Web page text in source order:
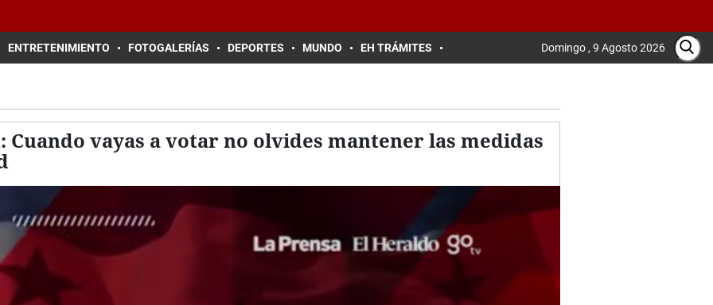
ENTRETENIMIENTO FOTOGALERÍAS DEPORTES MUNDO EH TRÁMITES Domingo , 9 Agosto 2026
Cuando vayas a votar no olvides mantener las medidas